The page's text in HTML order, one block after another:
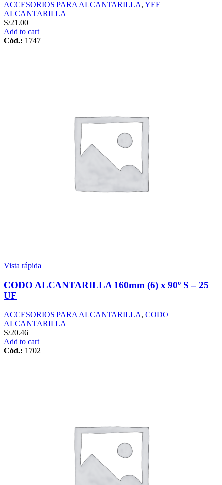
ACCESORIOS PARA ALCANTARILLA, YEE
ALCANTARILLA
S/21.00
Add to cart
Cód.: 1747
Vista rápida
CODO ALCANTARILLA 160mm (6) x 90º S – 25
UF
ACCESORIOS PARA ALCANTARILLA, CODO
ALCANTARILLA
S/20.46
Add to cart
Cód.: 1702